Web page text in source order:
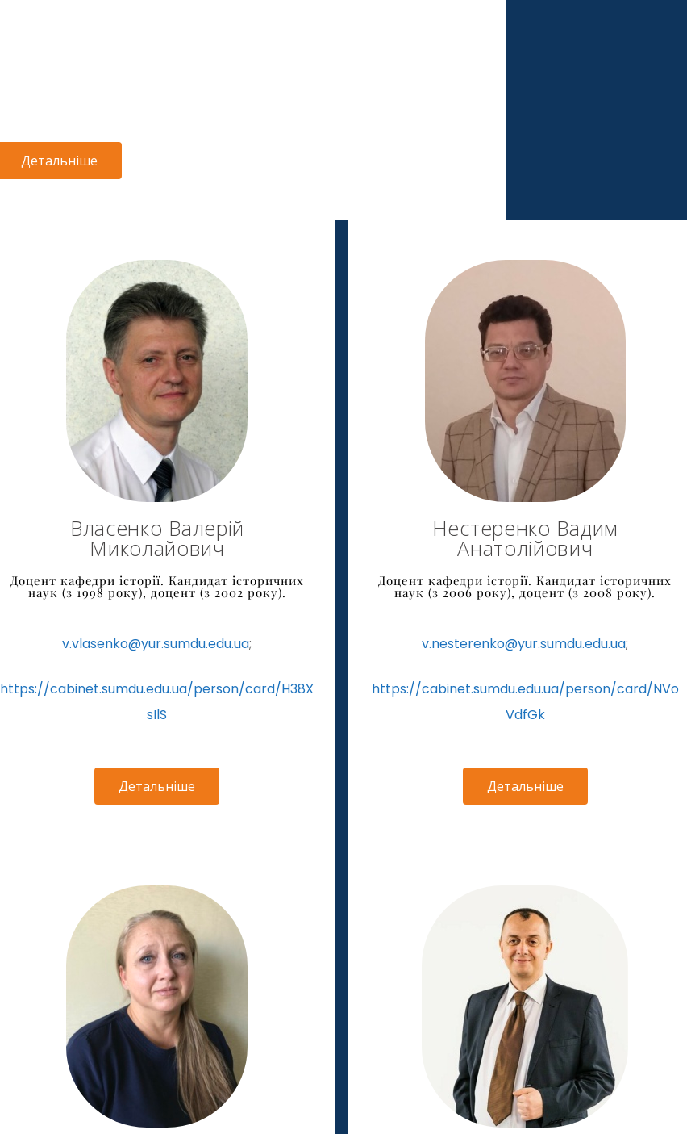
Детальніше
Власенко Валерій
Миколайович
Доцент кафедри історії. Кандидат історичних
наук (з 1998 року), доцент (з 2002 року).
v.vlasenko@yur.sumdu.edu.ua;
https://cabinet.sumdu.edu.ua/person/card/H38X
sIlS
Детальніше
Нестеренко Вадим
Анатолійович
Доцент кафедри історії. Кандидат історичних
наук (з 2006 року), доцент (з 2008 року).
v.nesterenko@yur.sumdu.edu.ua;
https://cabinet.sumdu.edu.ua/person/card/NVo
VdfGk
Детальніше